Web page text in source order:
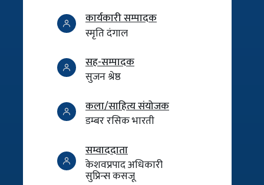
कार्यकारी सम्पादक
स्मृति दंगाल
सह-सम्पादक
सुजन श्रेष्ठ
कला/साहित्य संयोजक
डम्बर रसिक भारती
सम्वाददाता
केशवप्रपाद अधिकारी
सुप्रिन्स कसजू